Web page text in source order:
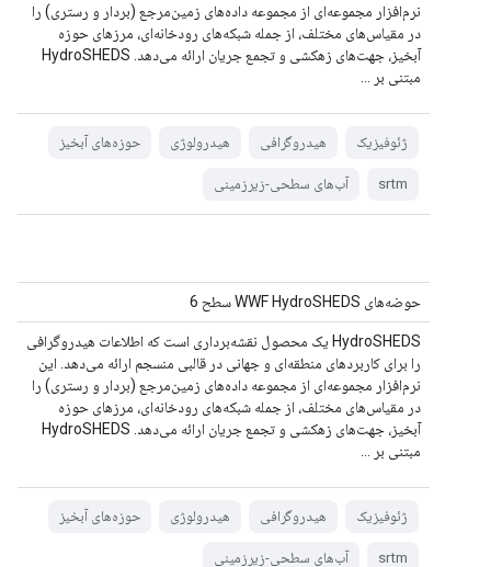
نرم‌افزار مجموعه‌ای از مجموعه داده‌های زمین‌مرجع (بردار و رستری) را
در مقیاس‌های مختلف، از جمله شبکه‌های رودخانه‌ای، مرزهای حوزه
آبخیز، جهت‌های زهکشی و تجمع جریان ارائه می‌دهد. HydroSHEDS
مبتنی بر ...
ژئوفیزیک هیدروگرافی هیدرولوژی حوزه‌های آبخیز
srtm آب‌های سطحی-زیرزمینی
حوضه‌های WWF HydroSHEDS سطح 6
HydroSHEDS یک محصول نقشه‌برداری است که اطلاعات هیدروگرافی
را برای کاربردهای منطقه‌ای و جهانی در قالبی منسجم ارائه می‌دهد. این
نرم‌افزار مجموعه‌ای از مجموعه داده‌های زمین‌مرجع (بردار و رستری) را
در مقیاس‌های مختلف، از جمله شبکه‌های رودخانه‌ای، مرزهای حوزه
آبخیز، جهت‌های زهکشی و تجمع جریان ارائه می‌دهد. HydroSHEDS
مبتنی بر ...
ژئوفیزیک هیدروگرافی هیدرولوژی حوزه‌های آبخیز
srtm آب‌های سطحی-زیرزمینی